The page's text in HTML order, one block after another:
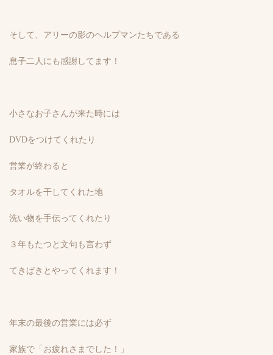
そして、アリーの影のヘルプマンたちである
息子二人にも感謝してます！
小さなお子さんが来た時には
DVDをつけてくれたり
営業が終わると
タオルを干してくれた地
洗い物を手伝ってくれたり
３年もたつと文句も言わず
てきぱきとやってくれます！
年末の最後の営業には必ず
家族で「お疲れさまでした！」